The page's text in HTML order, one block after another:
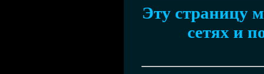
Эту страницу
сетях и